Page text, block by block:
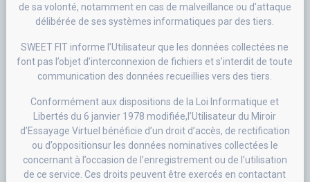
de sa volonté, notamment en cas de malveillance ou d’attaque
délibérée de ses systèmes informatiques par des tiers.
SWEET FIT informe l’Utilisateur que les données collectées ne
font pas l’objet d’interconnexion de fichiers et s’interdit de toute
communication des données recueillies vers des tiers.
Conformément aux dispositions de la Loi Informatique et
Libertés du 6 janvier 1978 modifiée,l’Utilisateur du Miroir
d’Essayage Virtuel bénéficie d’un droit d’accès, de rectification
ou d’oppositionsur les données nominatives collectées le
concernant à l’occasion de l’enregistrement ou de l’utilisation
de ce service. Ces droits peuvent être exercés en contactant